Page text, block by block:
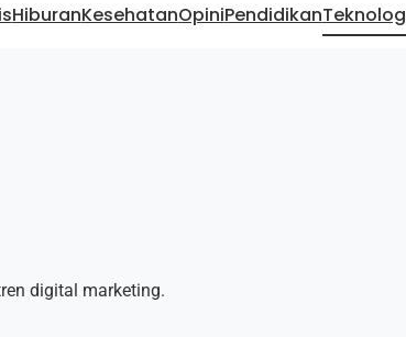
HiburanKesehatanOpiniPendidikan
digital marketing.